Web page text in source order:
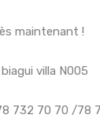
maintenant !
villa N005
732 70 70 /78